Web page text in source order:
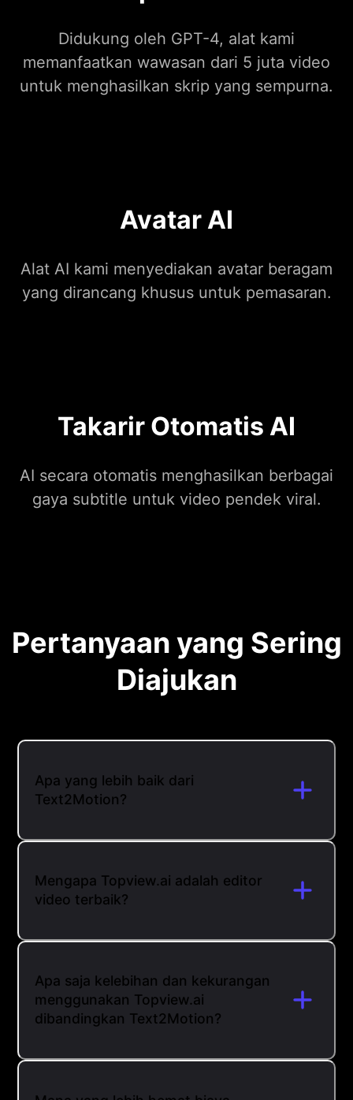
Didukung oleh GPT-4, alat kami
memanfaatkan wawasan dari 5 juta video
untuk menghasilkan skrip yang sempurna.
Avatar AI
Alat AI kami menyediakan avatar beragam
yang dirancang khusus untuk pemasaran.
Takarir Otomatis AI
AI secara otomatis menghasilkan berbagai
gaya subtitle untuk video pendek viral.
Pertanyaan yang Sering
Diajukan
Apa yang lebih baik dari
Text2Motion?
Mengapa Topview.ai adalah editor
video terbaik?
Apa saja kelebihan dan kekurangan
menggunakan Topview.ai
dibandingkan Text2Motion?